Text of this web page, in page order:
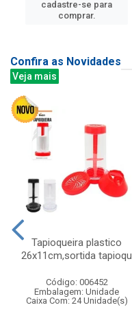
cadastre-se para
comprar.
Confira as Novidades
Veja mais
Tapioqueira plastico
26x11cm,sortida tapioqu
Código: 006452
Embalagem: Unidade
Caixa Com: 24 Unidade(s)